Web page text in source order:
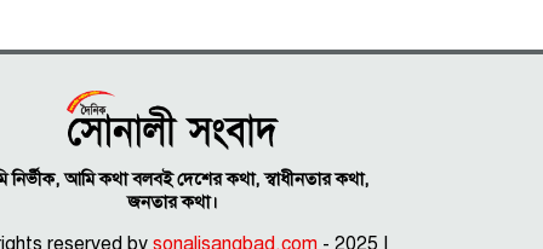
নির্ভীক, আমি কথা বলবই দেশের কথা, স্বাধীনতার কথা,
জনতার কথা।
reserved bysonalisangbad.com - 2025 |